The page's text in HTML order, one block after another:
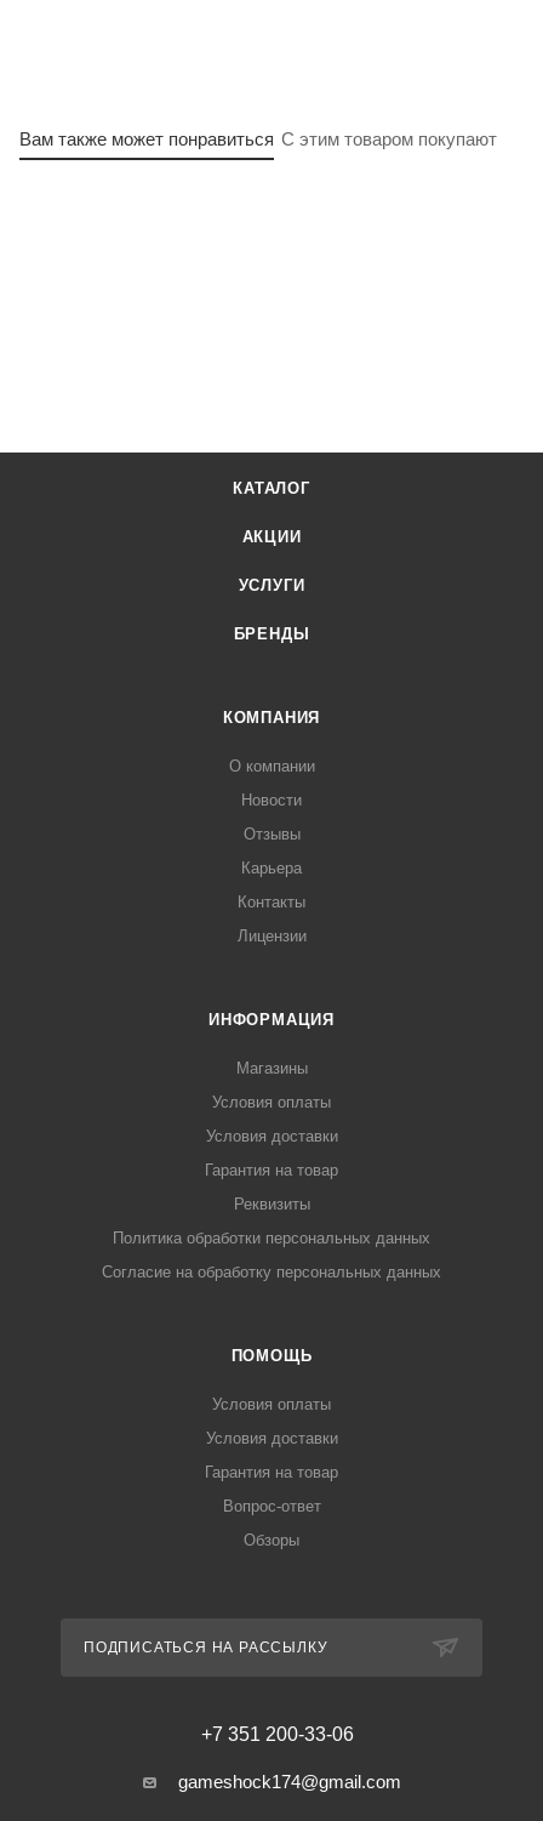
Вам также может понравиться С этим товаром покупают
КАТАЛОГ
АКЦИИ
УСЛУГИ
БРЕНДЫ
КОМПАНИЯ
О компании
Новости
Отзывы
Карьера
Контакты
Лицензии
ИНФОРМАЦИЯ
Магазины
Условия оплаты
Условия доставки
Гарантия на товар
Реквизиты
Политика обработки персональных данных
Согласие на обработку персональных данных
ПОМОЩЬ
Условия оплаты
Условия доставки
Гарантия на товар
Вопрос-ответ
Обзоры
ПОДПИСАТЬСЯ НА РАССЫЛКУ
+7 351 200-33-06
gameshock174@gmail.com